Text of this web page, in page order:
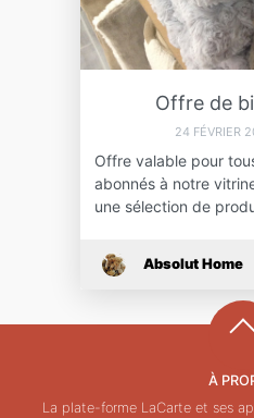
Offre de
24 FÉVRIER
Offre valable pour
abonnés à notre
une sélection de
Absolut Home
À
La plate-forme LaCarte et ses